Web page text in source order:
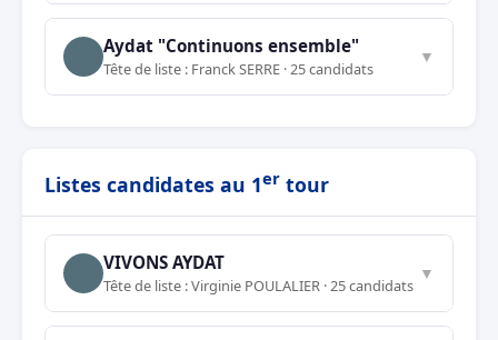
Aydat "Continuons ensemble"
Tête de liste : Franck SERRE · 25 candidats
▼
Listes candidates au 1er tour
VIVONS AYDAT
Tête de liste : Virginie POULALIER · 25 candidats
▼